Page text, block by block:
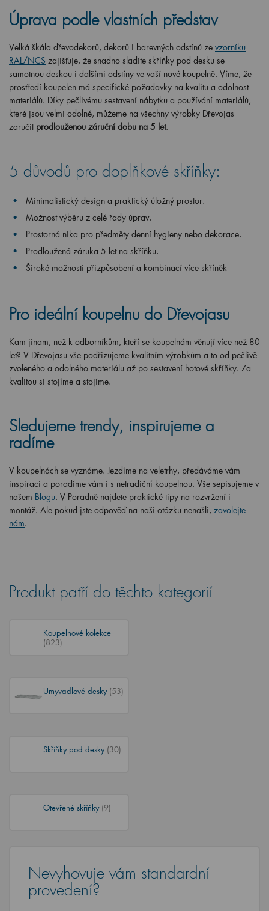
Úprava podle vlastních představ
Velká škála dřevodekorů, dekorů i barevných odstínů ze vzorníku
RAL/NCS zajišťuje, že snadno sladíte skříňky pod desku se
samotnou deskou i dalšími odstíny ve vaší nové koupelně. Víme, že
prostředí koupelen má specifické požadavky na kvalitu a odolnost
materiálů. Díky pečlivému sestavení nábytku a používání materiálů,
které jsou velmi odolné, můžeme na všechny výrobky Dřevojas
zaručit prodlouženou záruční dobu na 5 let.
5 důvodů pro doplňkové skříňky:
Minimalistický design a praktický úložný prostor.
Možnost výběru z celé řady úprav.
Prostorná nika pro předměty denní hygieny nebo dekorace.
Prodloužená záruka 5 let na skříňku.
Široké možnosti přizpůsobení a kombinací více skříněk
Pro ideální koupelnu do Dřevojasu
Kam jinam, než k odborníkům, kteří se koupelnám věnují více než 80
let? V Dřevojasu vše podřizujeme kvalitním výrobkům a to od pečlivě
zvoleného a odolného materiálu až po sestavení hotové skříňky. Za
kvalitou si stojíme a stojíme.
Sledujeme trendy, inspirujeme a
radíme
V koupelnách se vyznáme. Jezdíme na veletrhy, předáváme vám
inspiraci a poradíme vám i s netradiční koupelnou. Vše sepisujeme v
našem Blogu. V Poradně najdete praktické tipy na rozvržení i
montáž. Ale pokud jste odpověď na naši otázku nenašli, zavolejte
nám.
Produkt patří do těchto kategorií
Koupelnové kolekce
(823)
Umyvadlové desky (53)
Skříňky pod desky (30)
Otevřené skříňky (9)
Nevyhovuje vám standardní
provedení?